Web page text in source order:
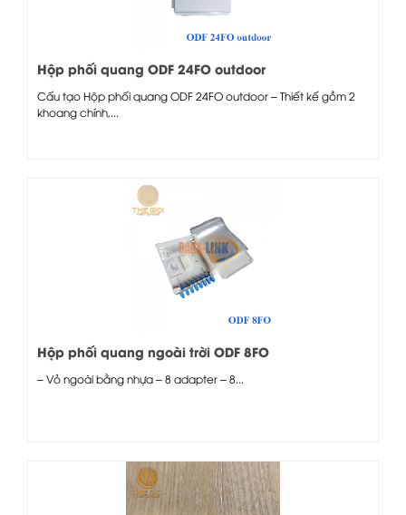
Hộp phối quang ODF 24FO outdoor
Cấu tạo Hộp phối quang ODF 24FO outdoor – Thiết kế gồm 2
khoang chính,...
Hộp phối quang ngoài trời ODF 8FO
– Vỏ ngoài bằng nhựa – 8 adapter – 8...